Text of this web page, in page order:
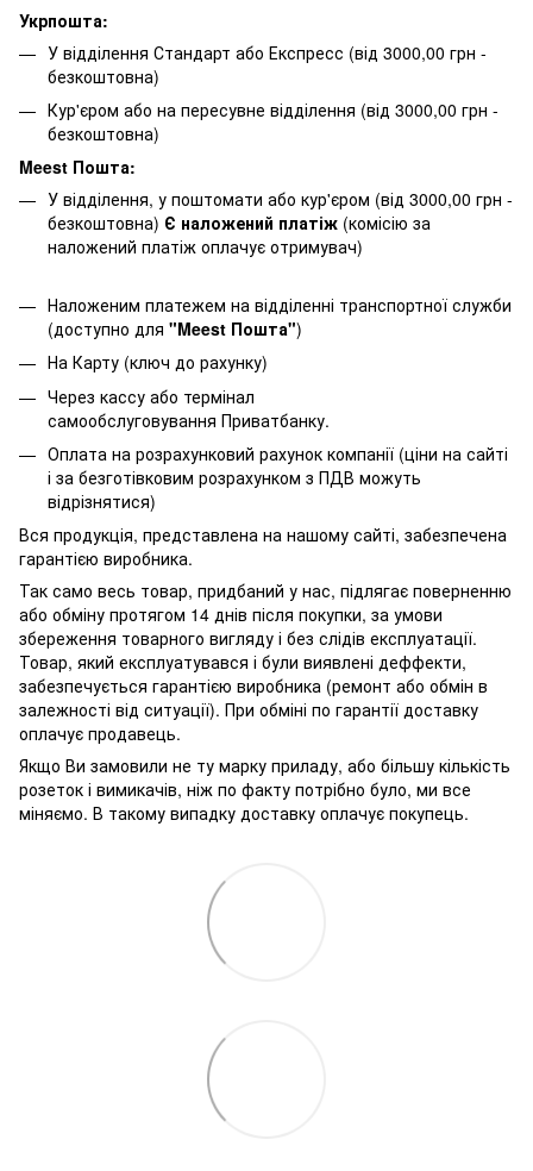
Укрпошта:
У відділення Стандарт або Експресс (від 3000,00 грн -
безкоштовна)
Кур'єром або на пересувне відділення (від 3000,00 грн -
безкоштовна)
Meest Пошта:
У відділення, у поштомати або кур'єром (від 3000,00 грн -
безкоштовна) Є наложений платіж (комісію за
наложений платіж оплачує отримувач)
Наложеним платежем на відділенні транспортної служби
(доступно для "Meest Пошта")
На Карту (ключ до рахунку)
Через кассу або термінал
самообслуговування Приватбанку.
Оплата на розрахунковий рахунок компанії (ціни на сайті
і за безготівковим розрахунком з ПДВ можуть
відрізнятися)
Вся продукція, представлена ​​на нашому сайті, забезпечена
гарантією виробника.
Так само весь товар, придбаний у нас, підлягає поверненню
або обміну протягом 14 днів після покупки, за умови
збереження товарного вигляду і без слідів експлуатації.
Товар, який експлуатувався і були виявлені деффекти,
забезпечується гарантією виробника (ремонт або обмін в
залежності від ситуації). При обміні по гарантії доставку
оплачує продавець.
Якщо Ви замовили не ту марку приладу, або більшу кількість
розеток і вимикачів, ніж по факту потрібно було, ми все
міняємо. В такому випадку доставку оплачує покупець.